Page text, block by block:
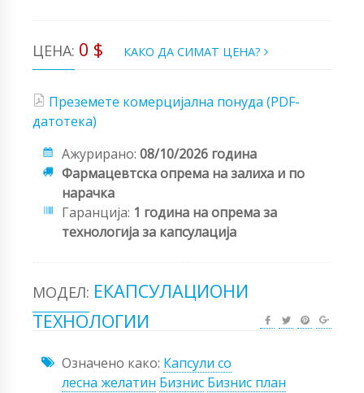
ЦЕНА: 0 $ КАКО ДА СИМАТ ЦЕНА?
Преземете комерцијална понуда (PDF-
датотека)
Ажурирано: 08/10/2026 година
Фармацевтска опрема на залиха и по
нарачка
Гаранција: 1 година на опрема за
технологија за капсулација
МОДЕЛ: ЕКАПСУЛАЦИОНИ
ТЕХНОЛОГИИ
Означено како: Капсули со
лесна желатин Бизнис Бизнис план